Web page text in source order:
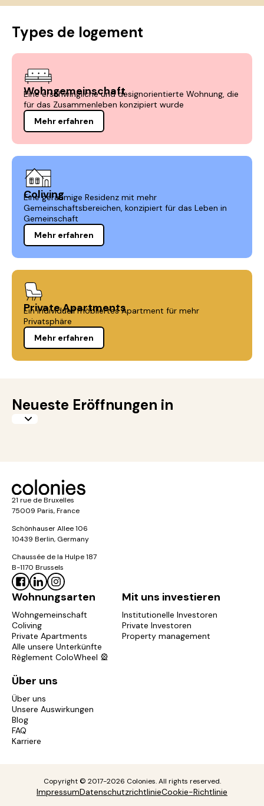
Types de logement
Wohngemeinschaft
Eine erschwingliche und designorientierte Wohnung, die
für das Zusammenleben konzipiert wurde
Mehr erfahren
Coliving
Eine geräumige Residenz mit mehr
Gemeinschaftsbereichen, konzipiert für das Leben in
Gemeinschaft
Mehr erfahren
Private Apartments
Ein individuell möbliertes Apartment für mehr
Privatsphäre
Mehr erfahren
Neueste Eröffnungen in
21 rue de Bruxelles
75009 Paris, France
Schönhauser Allee 106
10439 Berlin, Germany
Chaussée de la Hulpe 187
B-1170 Brussels
Wohnungsarten
Wohngemeinschaft
Coliving
Private Apartments
Alle unsere Unterkünfte
Règlement ColoWheel 🎡
Mit uns investieren
Institutionelle Investoren
Private Investoren
Property management
Über uns
Über uns
Unsere Auswirkungen
Blog
FAQ
Karriere
Copyright © 2017-2026 Colonies. All rights reserved.
ImpressumDatenschutzrichtlinieCookie-Richtlinie